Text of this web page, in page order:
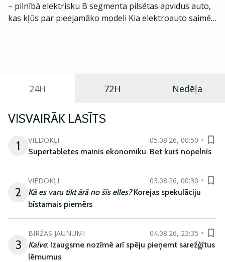
– pilnībā elektrisku B segmenta pilsētas apvidus auto,
kas kļūs par pieejamāko modeli Kia elektroauto saimē
24H 72H Nedēļa
VISVAIRĀK LASĪTS
1
VIEDOKĻI
05.08.26, 00:50
Supertabletes mainīs ekonomiku. Bet kurš nopelnīs
2
VIEDOKĻI
03.08.26, 00:30
Kā es varu tikt ārā no šīs elles?Korejas spekulāciju
bīstamais piemērs
3
BIRŽAS JAUNUMI
04.08.26, 23:35
Kalve: Izaugsme nozīmē arī spēju pieņemt sarežģītus
lēmumus